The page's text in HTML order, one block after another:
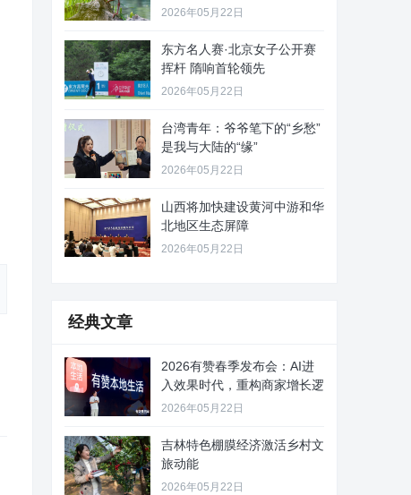
2026年05月22日
东方名人赛·北京女子公开赛
挥杆 隋响首轮领先
2026年05月22日
台湾青年：爷爷笔下的“乡愁”
是我与大陆的“缘”
2026年05月22日
山西将加快建设黄河中游和华
北地区生态屏障
2026年05月22日
经典文章
2026有赞春季发布会：AI进
入效果时代，重构商家增长逻
2026年05月22日
吉林特色棚膜经济激活乡村文
旅动能
2026年05月22日